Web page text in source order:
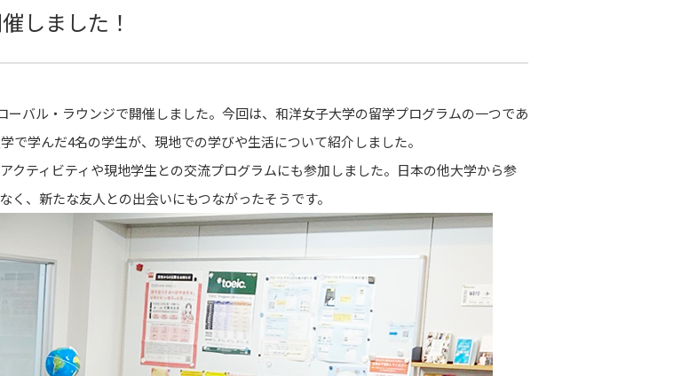
しました！
ーバル・ラウンジで開催しました。今回は、和洋女子大学の留学プログラムの一つであ
で学んだ4名の学生が、現地での学びや生活について紹介しました。
クティビティや現地学生との交流プログラムにも参加しました。日本の他大学から参
、新たな友人との出会いにもつながったそうです。